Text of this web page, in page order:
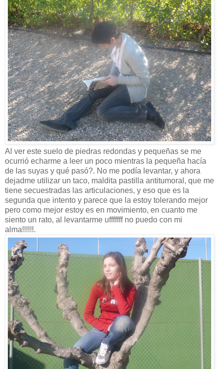
Al ver este suelo de piedras redondas y pequeñas se me
ocurrió echarme a leer un poco mientras la pequeña hacía
de las suyas y qué pasó?. No me podía levantar, y ahora
dejadme utilizar un taco, maldita pastilla antitumoral, que me
tiene secuestradas las articulaciones, y eso que es la
segunda que intento y parece que la estoy tolerando mejor
pero como mejor estoy es en movimiento, en cuanto me
siento un rato, al levantarme ufffffff no puedo con mi
alma!!!!!!.